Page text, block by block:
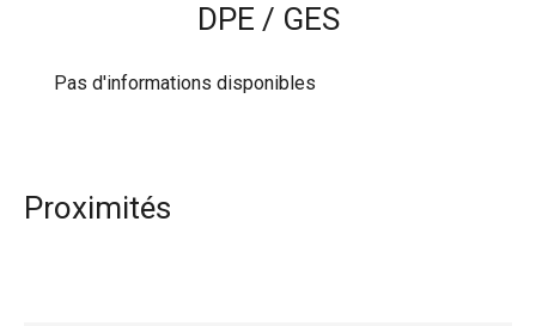
DPE / GES
Pas d'informations disponibles
Proximités